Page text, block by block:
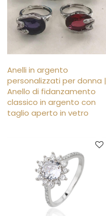
Anelli in argento
personalizzati per donna |
Anello di fidanzamento
classico in argento con
taglio aperto in vetro